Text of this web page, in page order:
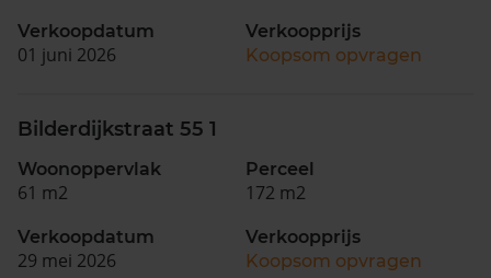
Verkoopdatum
01 juni 2026
Verkoopprijs
Koopsom opvragen
Bilderdijkstraat 55 1
Woonoppervlak
61 m2
Perceel
172 m2
Verkoopdatum
29 mei 2026
Verkoopprijs
Koopsom opvragen